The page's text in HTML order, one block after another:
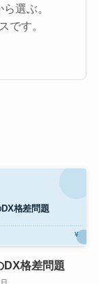
選ぶ。
です。
DX格差問題